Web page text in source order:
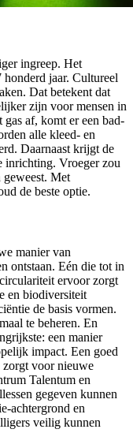
ingreep. Het
jaar. Cultureel
Dat betekent dat
zijn voor mensen in
af, komt er een bad-
alle kleed- en
Daarnaast krijgt de
inrichting. Vroeger zou
Met
de beste optie.
manier van
ontstaan. Eén die tot in
ervoor zorgt
en biodiversiteit
de basis vormen.
te beheren. En
een manier
impact. Een goed
zorgt voor nieuwe
Talentum en
gegeven kunnen
achtergrond en
veilig kunnen